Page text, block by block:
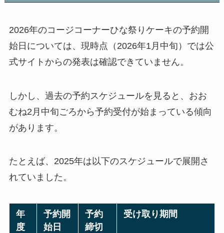
2026年のコージコーナーひな祭りケーキの予約開
始日については、現時点（2026年1月中旬）では公
式サイトからの発表は確認できていません。
しかし、過去の予約スケジュールを見ると、おお
むね2月中旬ごろから予約受付が始まっている傾向
があります。
たとえば、2025年は以下のスケジュールで展開さ
れていました。
年
度
予約開
始日
予約
締切
受け取り期間